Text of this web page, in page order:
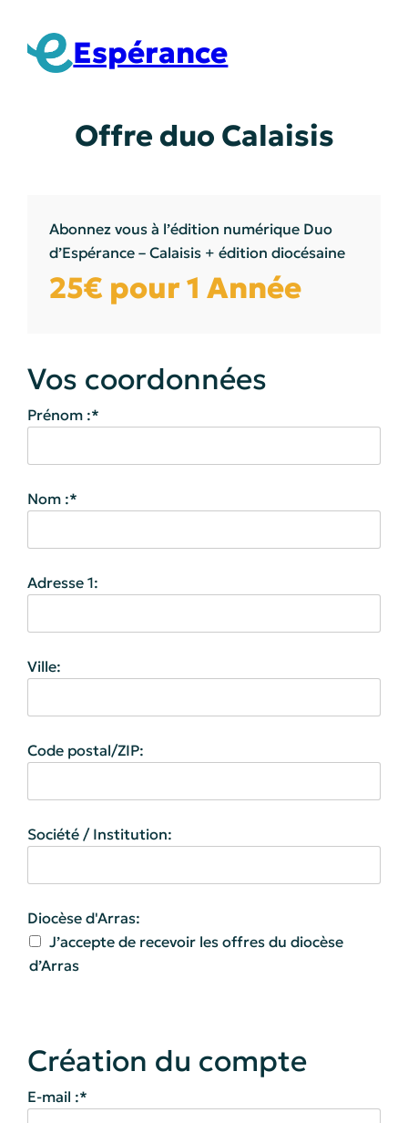
contenu Espérance
Offre duo Calaisis
Abonnez vous à l’édition numérique Duo
d’Espérance – Calaisis + édition diocésaine
25€ pour 1 Année
Prénom :*
Nom :*
Adresse 1:
Ville:
Code postal/ZIP:
Société / Institution:
Diocèse d\'Arras
Diocèse d'Arras:
J’accepte de recevoir les offres du diocèse
d’Arras
E-mail :*